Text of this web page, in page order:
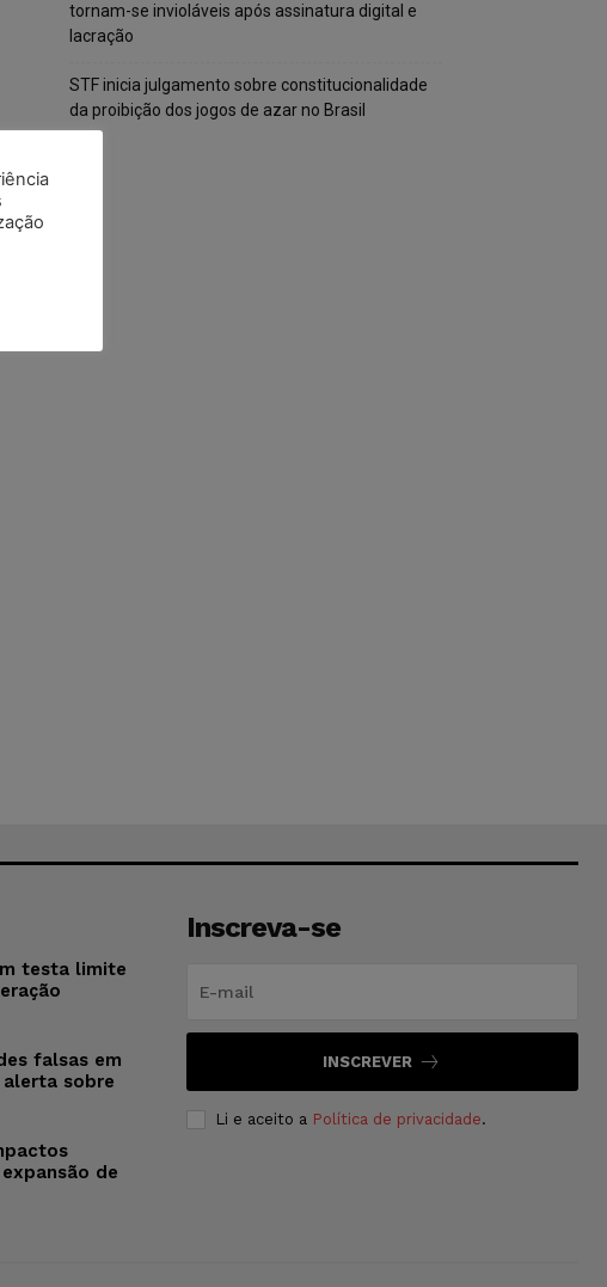
tornam-se invioláveis após assinatura digital e
lacração
STF inicia julgamento sobre constitucionalidade
da proibição dos jogos de azar no Brasil
testa limite
falsas em
sobre
de
Inscreva-se
INSCREVER
Li e aceito a Política de privacidade.